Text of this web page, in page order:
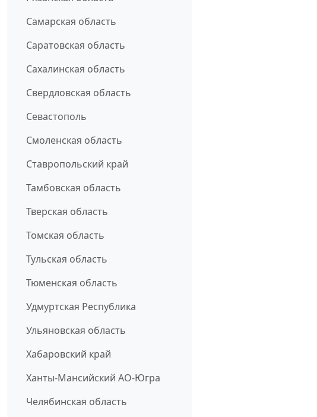
Самарская область
Саратовская область
Сахалинская область
Свердловская область
Севастополь
Смоленская область
Ставропольский край
Тамбовская область
Тверская область
Томская область
Тульская область
Тюменская область
Удмуртская Республика
Ульяновская область
Хабаровский край
Ханты-Мансийский АО-Югра
Челябинская область